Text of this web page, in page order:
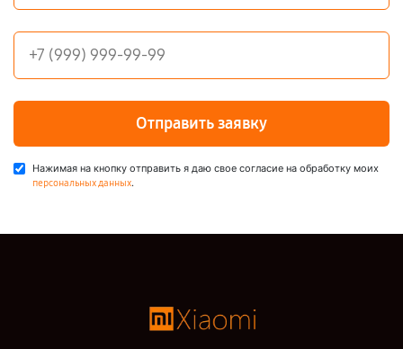
Отправить заявку
Нажимая на кнопку отправить я даю свое согласие на обработку моих
персональных данных.